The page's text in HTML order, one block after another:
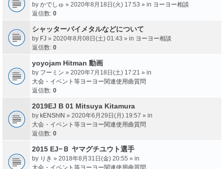
by かでしゅ » 2020年8月18日(火) 17:53 » in ヨーヨー相談
返信数: 0
シャッターバイメタルなどについて
by FJ » 2020年8月08日(土) 01:43 » in ヨーヨー相談
返信数: 0
yoyojam Hitman 動画
by フーミン » 2020年7月18日(土) 17:21 » in
大会・イベント等ヨーヨー関連使用曲質問
返信数: 0
2019EJ B 01 Mitsuya Kitamura
by kENShIN » 2020年6月29日(月) 19:57 » in
大会・イベント等ヨーヨー関連使用曲質問
返信数: 0
2015 EJ−Ｂ ヤマグチユウト選手
by りき » 2018年8月31日(金) 20:55 » in
大会・イベント等ヨーヨー関連使用曲質問